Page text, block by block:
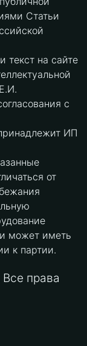
Статьи
текст на сайте
с
ИП
от
может иметь
к партии.
права